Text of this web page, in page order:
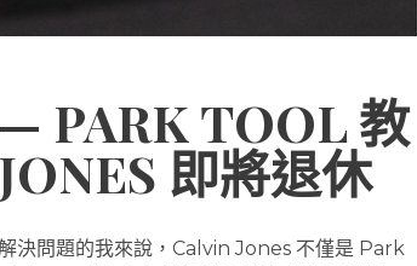
PARK TOOL 教
即將退休
決問題的我來說，Calvin Jones 不僅是 Park